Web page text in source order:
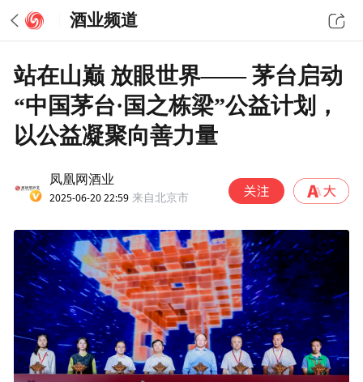
酒业频道
站在山巅 放眼世界—— 茅台启动
“中国茅台·国之栋梁”公益计划，
以公益凝聚向善力量
凤凰网酒业
2025-06-20 22:59 来自北京市